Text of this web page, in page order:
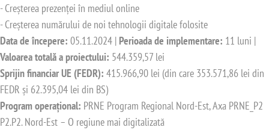
- Creșterea prezenței în mediul online
- Creșterea numărului de noi tehnologii digitale folosite
Data de începere: 05.11.2024 | Perioada de implementare: 11 luni |
Valoarea totală a proiectului: 544.359,57 lei
Sprijin financiar UE (FEDR): 415.966,90 lei (din care 353.571,86 lei din
FEDR și 62.395,04 lei din BS)
Program operațional: PRNE Program Regional Nord-Est, Axa PRNE_P2
P2.P2. Nord-Est – O regiune mai digitalizată